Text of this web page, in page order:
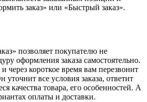
заказ» или «Быстрый заказ».
позволяет покупателю не
оформления заказа самостоятельно.
через короткое время вам перезвонит
уточнит все условия заказа, ответит
качества товара, его особенностей. А
оплаты и доставки.